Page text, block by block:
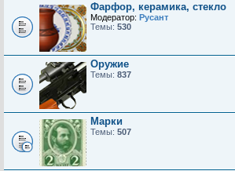
Фарфор, керамика, стекло
Модератор: Русант
Темы: 530
Оружие
Темы: 837
Марки
Темы: 507